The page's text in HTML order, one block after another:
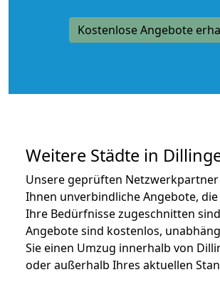
Kostenlose Angebote
Weitere Städte in
Unsere geprüften
Ihnen unverbindliche Angebote,
Ihre Bedürfnisse zugeschnitten
Angebote sind kostenlos,
Sie einen Umzug innerhalb von
oder außerhalb Ihres aktuellen